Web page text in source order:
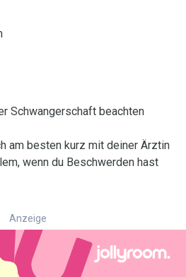
Schwangerschaft beachten
am besten kurz mit deiner Ärztin
wenn du Beschwerden hast
Anzeige